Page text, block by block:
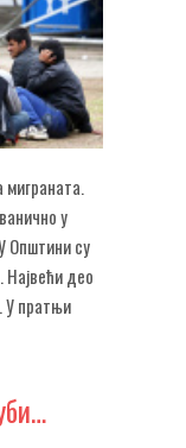
у
Општини су
део
У пратњи